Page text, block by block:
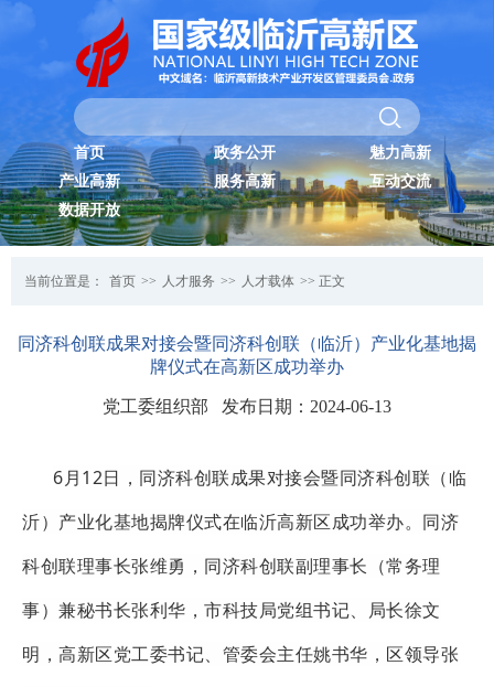
首页 政务公开
魅力高新
产业高新
服务高新
互动交流
数据开放
当前位置是： 首页 >> 人才服务 >> 人才载体 >> 正文
同济科创联成果对接会暨同济科创联（临沂）产业化基地揭
牌仪式在高新区成功举办
党工委组织部 发布日期：2024-06-13
6月12日，同济科创联成果对接会暨同济科创联（临
沂）产业化基地揭牌仪式在临沂高新区成功举办。同济
科创联理事长张维勇，同济科创联副理事长（常务理
事）兼秘书长张利华，市科技局党组书记、局长徐文
明，高新区党工委书记、管委会主任姚书华，区领导张